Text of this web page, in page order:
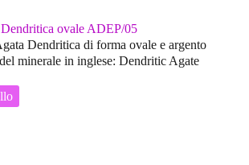
ovale ADEP/05
Dendritica di forma ovale e argento
minerale in inglese: Dendritic Agate